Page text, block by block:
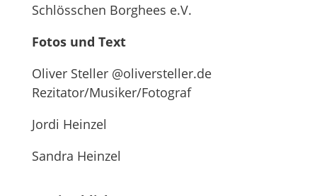
Schlösschen Borghees e.V.
Fotos und Text
Oliver Steller @oliversteller.de
Rezitator/Musiker/Fotograf
Jordi Heinzel
Sandra Heinzel